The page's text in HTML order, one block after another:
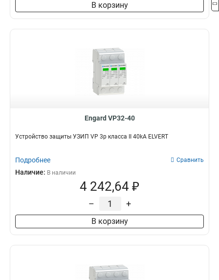
В корзину
Engard VP32-40
Устройство защиты УЗИП VP 3р класса II 40kA ELVERT
Подробнее Сравнить
Наличие: В наличии
4 242,64 ₽
– +
В корзину